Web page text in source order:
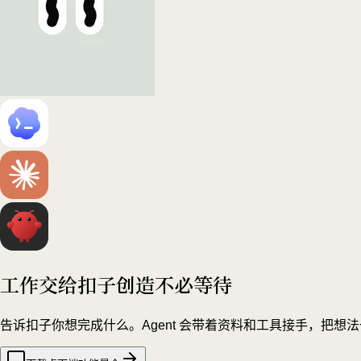
工作交给扣子创造不必等待
告诉扣子你想完成什么。Agent 会带着资料和工具接手，把想法